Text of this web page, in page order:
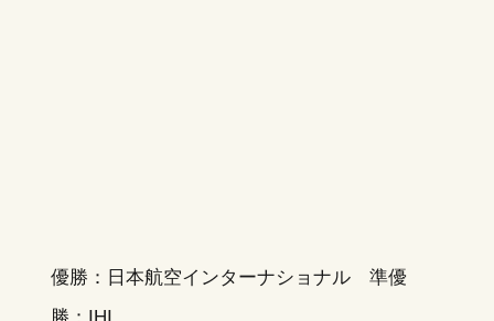
優勝：日本航空インターナショナル 準優